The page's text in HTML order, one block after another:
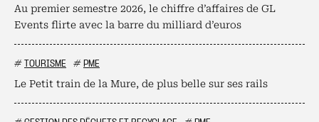
Au premier semestre 2026, le chiffre d’affaires de GL
Events flirte avec la barre du milliard d’euros
# TOURISME # PME
Le Petit train de la Mure, de plus belle sur ses rails